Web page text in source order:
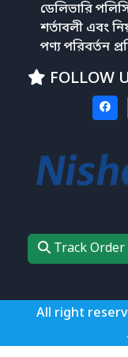
ডেলিভারি
শর্তাবলী এবং
পণ্য পরিবর্তন
FOLLOW
Track Order
All right